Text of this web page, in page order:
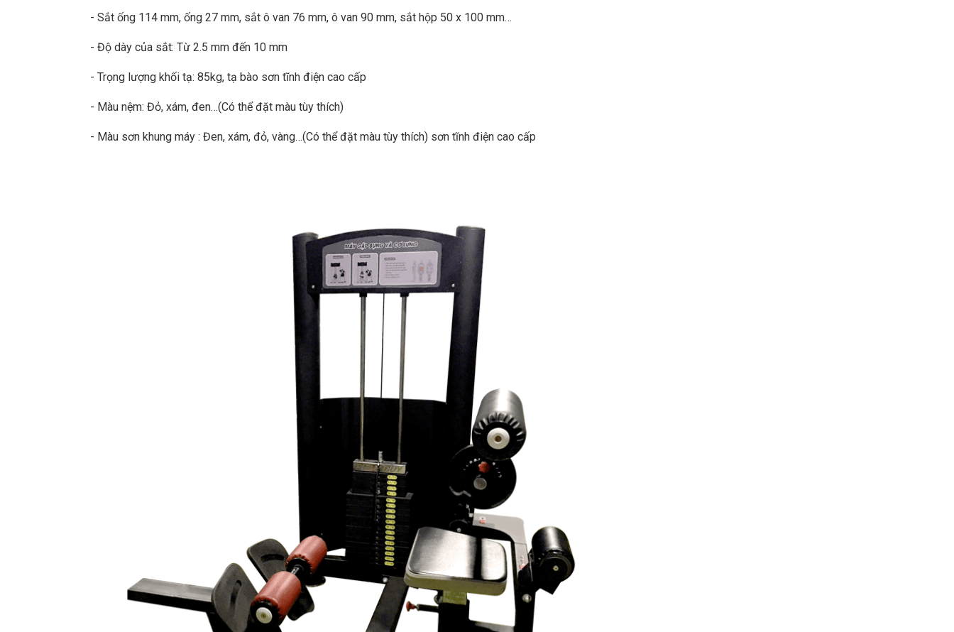
- Sắt ống 114 mm, ống 27 mm, sắt ô van 76 mm, ô van 90 mm, sắt hộp 50 x 100 mm…
- Độ dày của sắt: Từ 2.5 mm đến 10 mm
- Trọng lượng khối tạ: 85kg, tạ bào sơn tĩnh điện cao cấp
- Màu nệm: Đỏ, xám, đen…(Có thể đặt màu tùy thích)
- Màu sơn khung máy : Đen, xám, đỏ, vàng…(Có thể đặt màu tùy thích) sơn tĩnh điện cao cấp